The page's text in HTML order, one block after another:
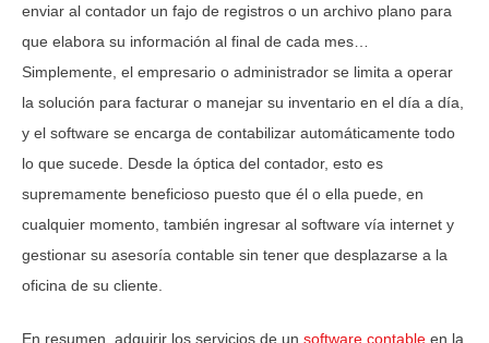
enviar al contador un fajo de registros o un archivo plano para
que elabora su información al final de cada mes…
Simplemente, el empresario o administrador se limita a operar
la solución para facturar o manejar su inventario en el día a día,
y el software se encarga de contabilizar automáticamente todo
lo que sucede. Desde la óptica del contador, esto es
supremamente beneficioso puesto que él o ella puede, en
cualquier momento, también ingresar al software vía internet y
gestionar su asesoría contable sin tener que desplazarse a la
oficina de su cliente.
En resumen, adquirir los servicios de un software contable en la